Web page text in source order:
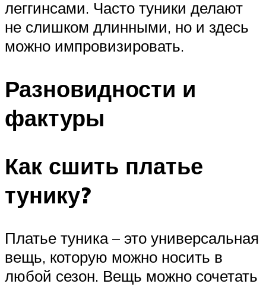
леггинсами. Часто туники делают
не слишком длинными, но и здесь
можно импровизировать.
Разновидности и
фактуры
Как сшить платье
тунику?
Платье туника – это универсальная
вещь, которую можно носить в
любой сезон. Вещь можно сочетать